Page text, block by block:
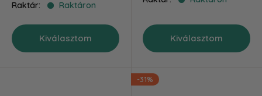
Raktár:
Raktáron
Kiválasztom Kiválasztom
-31%